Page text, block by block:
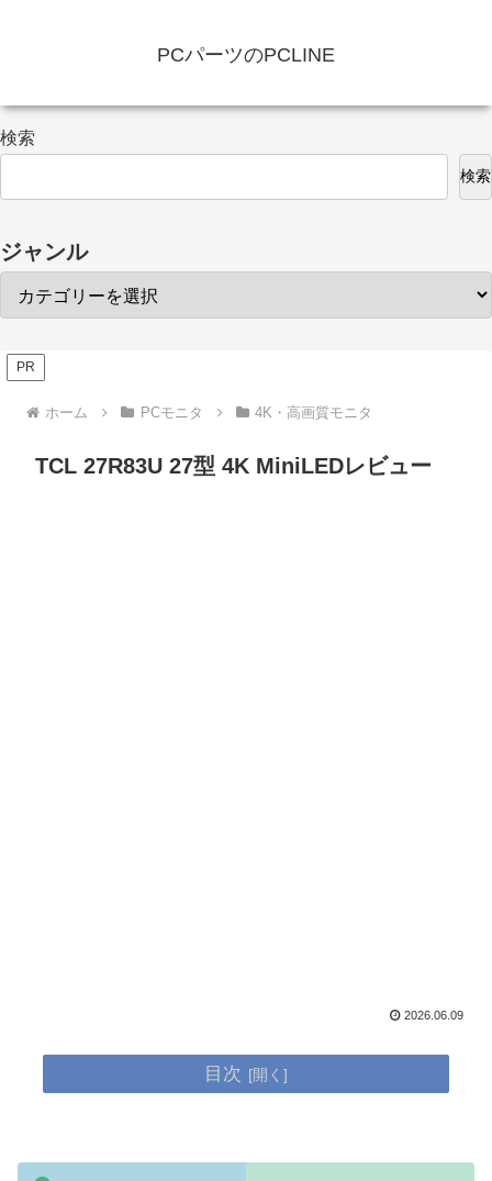
PCパーツのPCLINE
検索
検索
ジャンル
PR
ホーム PCモニタ 4K・高画質モニタ
TCL 27R83U 27型 4K MiniLEDレビュー
2026.06.09
目次